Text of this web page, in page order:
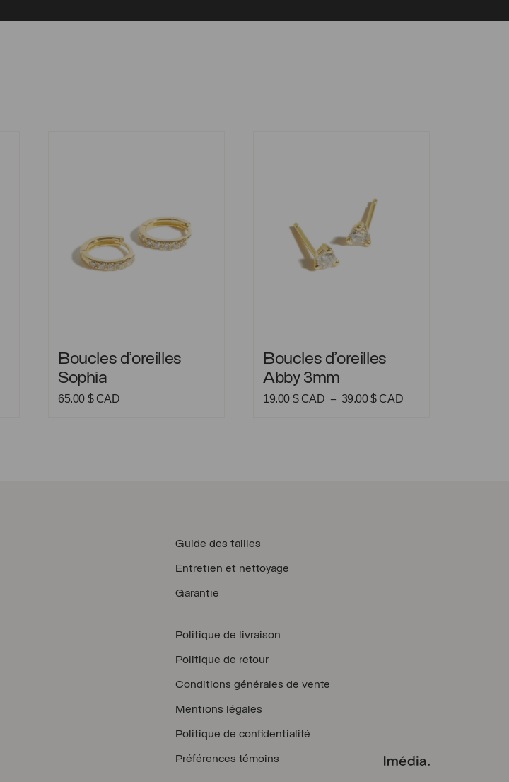
Boucles d’oreilles
Sophia
65.00 $ CAD
Boucles d’oreilles
Abby 3mm
19.00 $ CAD – 39.00$ CADPlage
Guide des tailles
Entretien et nettoyage
Garantie
Politique de livraison
Politique de retour
Conditions générales de vente
Mentions légales
Politique de confidentialité
Préférences témoins